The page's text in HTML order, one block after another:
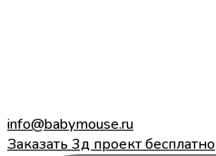
info@babymouse.ru
Заказать 3д проект бесплатно